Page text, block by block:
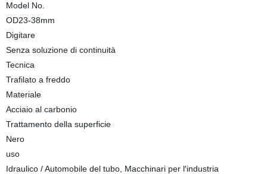
Model No.
OD23-38mm
Digitare
Senza soluzione di continuità
Tecnica
Trafilato a freddo
Materiale
Acciaio al carbonio
Trattamento della superficie
Nero
uso
Idraulico / Automobile del tubo, Macchinari per l′industria